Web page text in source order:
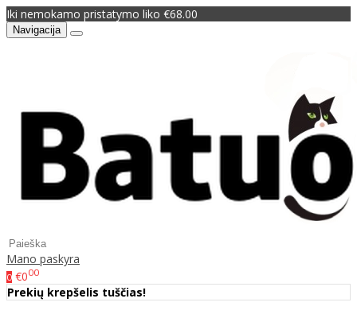
Iki nemokamo pristatymo liko €68.00
Navigacija
Mano paskyra
0 €000
Prekių krepšelis tuščias!